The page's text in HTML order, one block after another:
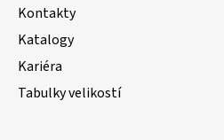
Kontakty
Katalogy
Kariéra
Tabulky velikostí